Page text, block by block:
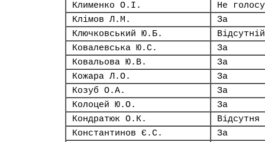
Клименко О.І.
Не
Клімов Л.М.
За
Ключковський Ю.Б.
Відсутній
Ковалевська Ю.С.
За
Ковальова Ю.В.
За
Кожара Л.О.
За
Козуб О.А.
За
Колоцей Ю.О.
За
Кондратюк О.К.
Відсутня
Константинов Є.С.
За